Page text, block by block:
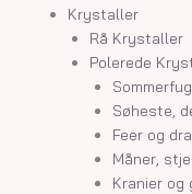
Krystaller
Rå Krystaller
Polerede
Søheste,
Feer og
Måner,
Kranier